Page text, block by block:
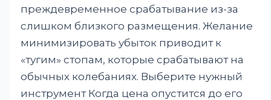
преждевременное срабатывание из-за
слишком близкого размещения. Желание
минимизировать убыток приводит к
«тугим» стопам, которые срабатывают на
обычных колебаниях. Выберите нужный
инструмент Когда цена опустится до его